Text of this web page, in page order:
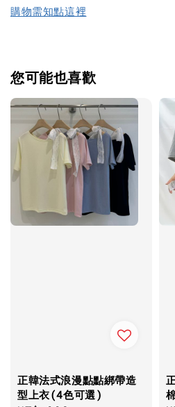
購物需知點這裡
您可能也喜歡
正韓法式浪漫點點綁帶造
型上衣(4色可選)